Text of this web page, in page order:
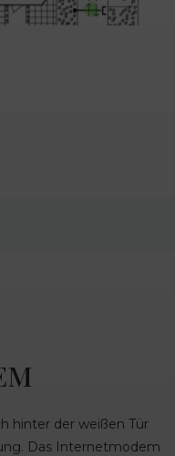
hinter der weißen Tür
Das Internetmodem